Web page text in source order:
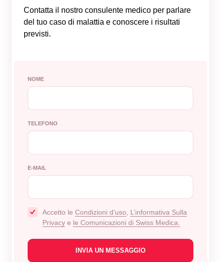
Contatta il nostro consulente medico per parlare
del tuo caso di malattia e conoscere i risultati
previsti.
NOME
TELEFONO
E-MAIL
Accetto le Condizioni d’uso
L’informativa Sulla
Privacy e le Comunicazioni di Swiss Medica.